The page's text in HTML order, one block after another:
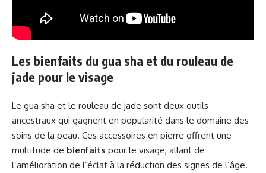
Les bienfaits du gua sha et du rouleau de
jade pour le visage
Le gua sha et le rouleau de jade sont deux outils
ancestraux qui gagnent en popularité dans le domaine des
soins de la peau. Ces accessoires en pierre offrent une
multitude de bienfaits pour le visage, allant de
l’amélioration de l’éclat à la réduction des signes de l’âge.